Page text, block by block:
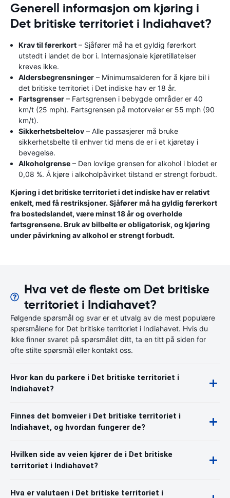
Generell informasjon om kjøring i
Det britiske territoriet i Indiahavet?
Krav til førerkort – Sjåfører må ha et gyldig førerkort
utstedt i landet de bor i. Internasjonale kjøretillatelser
kreves ikke.
Aldersbegrensninger – Minimumsalderen for å kjøre bil i
det britiske territoriet i Det indiske hav er 18 år.
Fartsgrenser – Fartsgrensen i bebygde områder er 40
km/t (25 mph). Fartsgrensen på motorveier er 55 mph (90
km/t).
Sikkerhetsbeltelov – Alle passasjerer må bruke
sikkerhetsbelte til enhver tid mens de er i et kjøretøy i
bevegelse.
Alkoholgrense – Den lovlige grensen for alkohol i blodet er
0,08 %. Å kjøre i alkoholpåvirket tilstand er strengt forbudt.
Kjøring i det britiske territoriet i det indiske hav er relativt
enkelt, med få restriksjoner. Sjåfører må ha gyldig førerkort
fra bostedslandet, være minst 18 år og overholde
fartsgrensene. Bruk av bilbelte er obligatorisk, og kjøring
under påvirkning av alkohol er strengt forbudt.
Hva vet de fleste om Det britiske
territoriet i Indiahavet?
Følgende spørsmål og svar er et utvalg av de mest populære
spørsmålene for Det britiske territoriet i Indiahavet. Hvis du
ikke finner svaret på spørsmålet ditt, ta en titt på siden for
ofte stilte spørsmål eller kontakt oss.
Hvor kan du parkere i Det britiske territoriet i
Indiahavet?
Finnes det bomveier i Det britiske territoriet i
Indiahavet, og hvordan fungerer de?
Hvilken side av veien kjører de i Det britiske
territoriet i Indiahavet?
Hva er valutaen i Det britiske territoriet i